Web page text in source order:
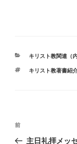
カ
ゴ
キリスト教関連（
タ
キリスト教著書紹
投
前
の
前
主日礼拝メッ